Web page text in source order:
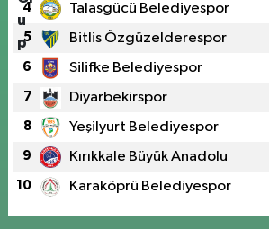
4 Talasgücü Belediyespor
5 Bitlis Özgüzelderespor
6 Silifke Belediyespor
7 Diyarbekirspor
8 Yeşilyurt Belediyespor
9 Kırıkkale Büyük Anadolu
10 Karaköprü Belediyespor